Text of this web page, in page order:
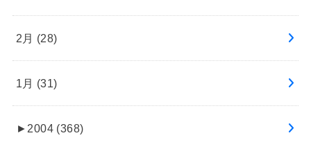
2月 (28)
1月 (31)
► 2004 (368)